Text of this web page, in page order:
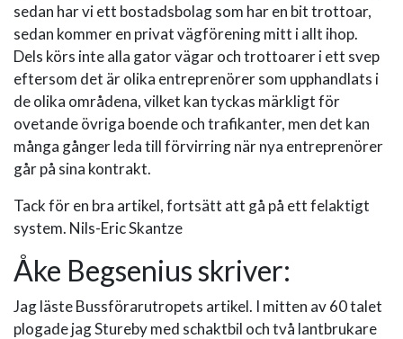
sedan har vi ett bostadsbolag som har en bit trottoar,
sedan kommer en privat vägförening mitt i allt ihop.
Dels körs inte alla gator vägar och trottoarer i ett svep
eftersom det är olika entreprenörer som upphandlats i
de olika områdena, vilket kan tyckas märkligt för
ovetande övriga boende och trafikanter, men det kan
många gånger leda till förvirring när nya entreprenörer
går på sina kontrakt.
Tack för en bra artikel, fortsätt att gå på ett felaktigt
system. Nils-Eric Skantze
Åke Begsenius skriver:
Jag läste Bussförarutropets artikel. I mitten av 60 talet
plogade jag Stureby med schaktbil och två lantbrukare